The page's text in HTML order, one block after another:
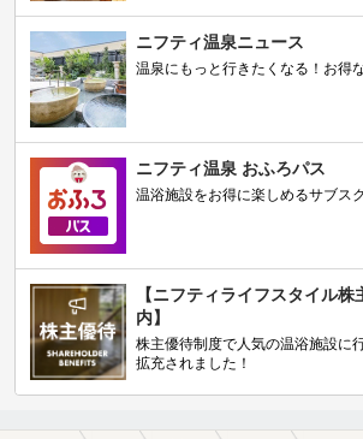
ニフティ温泉ニュース
温泉にもっと行きたくなる！お得
ニフティ温泉 おふろパス
温浴施設をお得に楽しめるサブス
【ニフティライフスタイル株
内】
株主優待制度で人気の温浴施設に
拡充されました！